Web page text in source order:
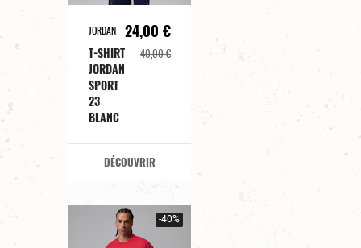
JORDAN
T-SHIRT
JORDAN
SPORT
23
BLANC
24,00 €
40,00 €
DÉCOUVRIR
-40%